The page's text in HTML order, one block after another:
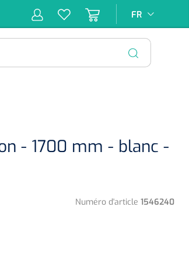
FR
- 1700 mm - blanc -
Numéro d'article 1546240